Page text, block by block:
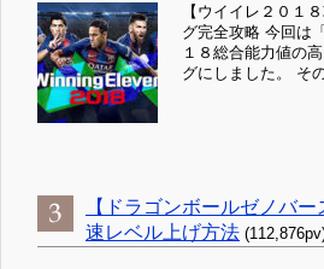
【ウイイレ２０１
グ完全攻略 今回は
１８総合能力値の
グにしました。 そ
【ドラゴンボールゼノバ
速レベル上げ方法